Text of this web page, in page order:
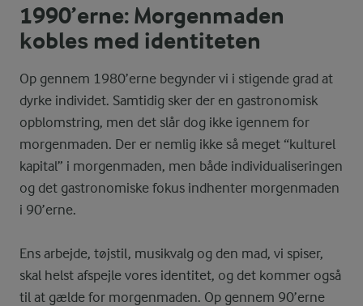
1990’erne: Morgenmaden
kobles med identiteten
Op gennem 1980’erne begynder vi i stigende grad at
dyrke individet. Samtidig sker der en gastronomisk
opblomstring, men det slår dog ikke igennem for
morgenmaden. Der er nemlig ikke så meget “kulturel
kapital” i morgenmaden, men både individualiseringen
og det gastronomiske fokus indhenter morgenmaden
i 90’erne.
Ens arbejde, tøjstil, musikvalg og den mad, vi spiser,
skal helst afspejle vores identitet, og det kommer også
til at gælde for morgenmaden. Op gennem 90’erne